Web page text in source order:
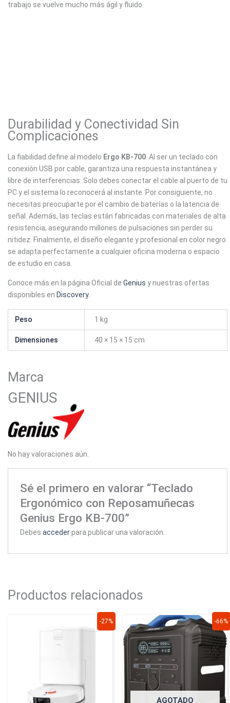
trabajo se vuelve mucho más ágil y fluido.
Durabilidad y Conectividad Sin
Complicaciones
La fiabilidad define al modelo Ergo KB-700 . Al ser un teclado con
conexión USB por cable, garantiza una respuesta instantánea y
libre de interferencias. Solo debes conectar el cable al puerto de tu
PC y el sistema lo reconocerá al instante. Por consiguiente, no
necesitas preocuparte por el cambio de baterías o la latencia de
señal. Además, las teclas están fabricadas con materiales de alta
resistencia, asegurando millones de pulsaciones sin perder su
nitidez. Finalmente, el diseño elegante y profesional en color negro
se adapta perfectamente a cualquier oficina moderna o espacio
de estudio en casa.
Conoce más en la página Oficial de Genius y nuestras ofertas
disponibles en Discovery.
Peso 1 kg
Dimensiones 40 × 15 × 15 cm
Marca
GENIUS
No hay valoraciones aún.
Sé el primero en valorar “Teclado
Ergonómico con Reposamuñecas
Genius Ergo KB-700”
Debesaccederpara publicar una valoración.
Productos relacionados
-27%
precio
era:
precio
-66%
AGOTADO
El
precio
original
era:
$3.364.900.
El
precio
actual
es: